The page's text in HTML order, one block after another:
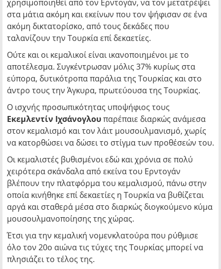
χρησιμοποιηθεί από τον Ερντογάν, να τον μετατρέψει
στα μάτια ακόμη και εκείνων που τον ψήφισαν σε ένα
ακόμη δικτατορίσκο, από τους δεκάδες που
ταλανίζουν την Τουρκία επί δεκαετίες.
Ούτε και οι κεμαλικοί είναι ικανοποιημένοι με το
αποτέλεσμα. Συγκέντρωσαν μόλις 37% κυρίως στα
εύπορα, δυτικότροπα παράλια της Τουρκίας και στο
άντρο τους την Άγκυρα, πρωτεύουσα της Τουρκίας.
Ο ισχνής προσωπικότητας υποψήφιος τους
Εκεμλεντίν Ιχσάνογλουπαρέπαιε διαρκώς ανάμεσα
στον κεμαλισμό και τον λάιτ μουσουλμανισμό, χωρίς
να κατορθώσει να δώσει το στίγμα των προθέσεών του.
Οι κεμαλιστές βυθισμένοι εδώ και χρόνια σε πολύ
χειρότερα σκάνδαλα από εκείνα του Ερντογάν
βλέπουν την πλατφόρμα του κεμαλισμού, πάνω στην
οποία κινήθηκε επί δεκαετίες η Τουρκία να βυθίζεται
αργά και σταθερά μέσα στο διαρκώς διογκούμενο κύμα
μουσουλμανοποίησης της χώρας.
Έτσι για την κεμαλική νομενκλατούρα που ρύθμισε
όλο τον 20ο αιώνα τις τύχες της Τουρκίας μπορεί να
πλησιάζει το τέλος της.